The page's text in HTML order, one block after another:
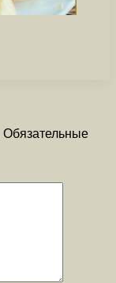
Обязательные